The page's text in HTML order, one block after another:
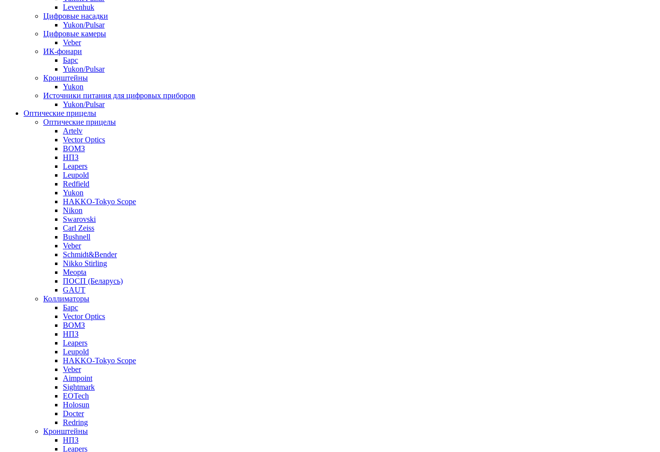
Levenhuk
Цифровые насадки
Yukon/Pulsar
Цифровые камеры
Veber
ИК-фонари
Барс
Yukon/Pulsar
Кронштейны
Yukon
Источники питания для цифровых приборов
Yukon/Pulsar
Оптические прицелы
Оптические прицелы
Artelv
Vector Optics
ВОМЗ
НПЗ
Leapers
Leupold
Redfield
Yukon
HAKKO-Tokyo Scope
Nikon
Swarovski
Carl Zeiss
Bushnell
Veber
Schmidt&Bender
Nikko Stirling
Meopta
ПОСП (Беларусь)
GAUT
Коллиматоры
Барс
Vector Optics
ВОМЗ
НПЗ
Leapers
Leupold
HAKKO-Tokyo Scope
Veber
Aimpoint
Sightmark
EOTech
Holosun
Docter
Redring
Кронштейны
НПЗ
Leapers